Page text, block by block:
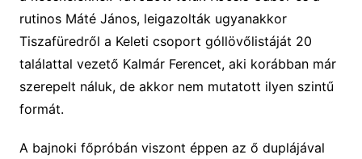
rutinos Máté János, leigazolták ugyanakkor
Tiszafüredről a Keleti csoport góllövőlistáját 20
találattal vezető Kalmár Ferencet, aki korábban már
szerepelt náluk, de akkor nem mutatott ilyen szintű
formát.
A bajnoki főpróbán viszont éppen az ő duplájával